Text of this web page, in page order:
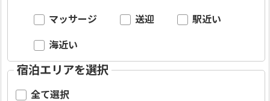
マッサージ 送迎 駅近い
海近い
宿泊エリアを選択
全て選択